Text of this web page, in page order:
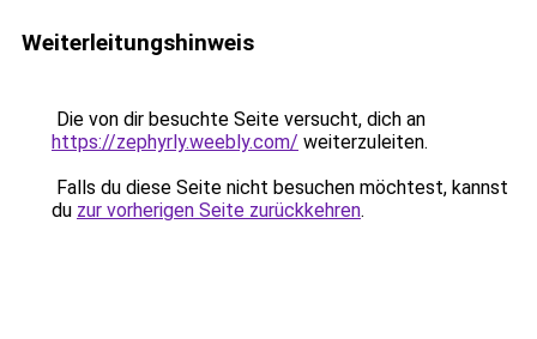
Weiterleitungshinweis
Die von dir besuchte Seite versucht, dich an
https://zephyrly.weebly.com/ weiterzuleiten.
Falls du diese Seite nicht besuchen möchtest, kannst
du zur vorherigen Seite zurückkehren.